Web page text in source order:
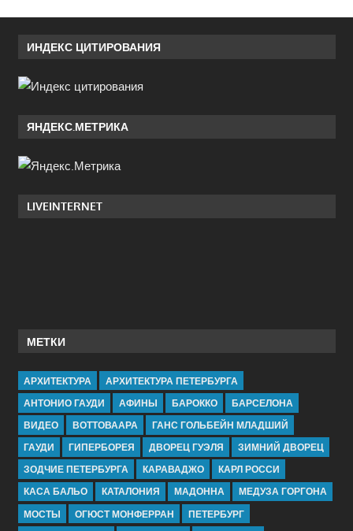
ИНДЕКС ЦИТИРОВАНИЯ
ЯНДЕКС.МЕТРИКА
LIVEINTERNET
МЕТКИ
АРХИТЕКТУРА
АРХИТЕКТУРА ПЕТЕРБУРГА
АНТОНИО ГАУДИ
АФИНЫ БАРОККО
БАРСЕЛОНА
ВИДЕО
ВОТТОВААРА
ГАНС ГОЛЬБЕЙН МЛАДШИЙ
ГАУДИ
ГИПЕРБОРЕЯ ДВОРЕЦ ГУЭЛЯ
ЗИМНИЙ ДВОРЕЦ
ЗОДЧИЕ ПЕТЕРБУРГА
КАРАВАДЖО
КАРЛ РОССИ
КАСА БАЛЬО
КАТАЛОНИЯ МАДОННА
МЕДУЗА ГОРГОНА
МОСТЫ
ОГЮСТ МОНФЕРРАН
ПЕТЕРБУРГ